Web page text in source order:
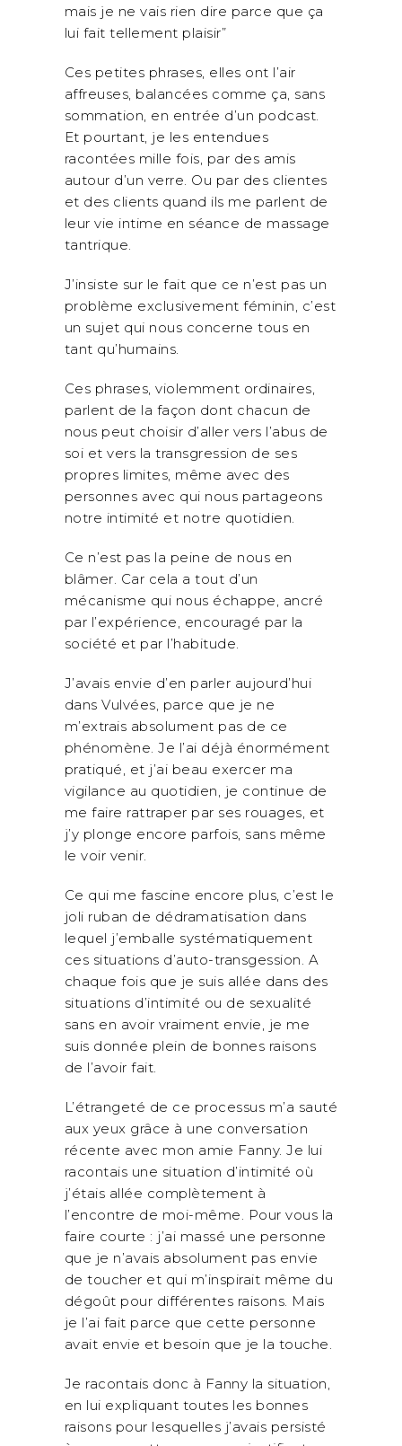
mais je ne vais rien dire parce que ça
lui fait tellement plaisir”
Ces petites phrases, elles ont l’air
affreuses, balancées comme ça, sans
sommation, en entrée d’un podcast.
Et pourtant, je les entendues
racontées mille fois, par des amis
autour d’un verre. Ou par des clientes
et des clients quand ils me parlent de
leur vie intime en séance de massage
tantrique.
J’insiste sur le fait que ce n’est pas un
problème exclusivement féminin, c’est
un sujet qui nous concerne tous en
tant qu’humains.
Ces phrases, violemment ordinaires,
parlent de la façon dont chacun de
nous peut choisir d’aller vers l’abus de
soi et vers la transgression de ses
propres limites, même avec des
personnes avec qui nous partageons
notre intimité et notre quotidien.
Ce n’est pas la peine de nous en
blâmer. Car cela a tout d’un
mécanisme qui nous échappe, ancré
par l’expérience, encouragé par la
société et par l’habitude.
J’avais envie d’en parler aujourd’hui
dans Vulvées, parce que je ne
m’extrais absolument pas de ce
phénomène. Je l’ai déjà énormément
pratiqué, et j’ai beau exercer ma
vigilance au quotidien, je continue de
me faire rattraper par ses rouages, et
j’y plonge encore parfois, sans même
le voir venir.
Ce qui me fascine encore plus, c’est le
joli ruban de dédramatisation dans
lequel j’emballe systématiquement
ces situations d’auto-transgession. A
chaque fois que je suis allée dans des
situations d’intimité ou de sexualité
sans en avoir vraiment envie, je me
suis donnée plein de bonnes raisons
de l’avoir fait.
L’étrangeté de ce processus m’a sauté
aux yeux grâce à une conversation
récente avec mon amie Fanny. Je lui
racontais une situation d’intimité où
j’étais allée complètement à
l’encontre de moi-même. Pour vous la
faire courte : j’ai massé une personne
que je n’avais absolument pas envie
de toucher et qui m’inspirait même du
dégoût pour différentes raisons. Mais
je l’ai fait parce que cette personne
avait envie et besoin que je la touche.
Je racontais donc à Fanny la situation,
en lui expliquant toutes les bonnes
raisons pour lesquelles j’avais persisté